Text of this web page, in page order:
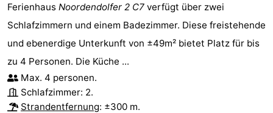
Ferienhaus Noordendolfer 2 C7 verfügt über zwei
Schlafzimmern und einem Badezimmer. Diese freistehende
und ebenerdige Unterkunft von ±49m² bietet Platz für bis
zu 4 Personen. Die Küche ...
Max. 4 personen.
Schlafzimmer: 2.
Strandentfernung: ±300 m.